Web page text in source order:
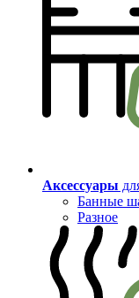
Аксессуары
Банные
Разное